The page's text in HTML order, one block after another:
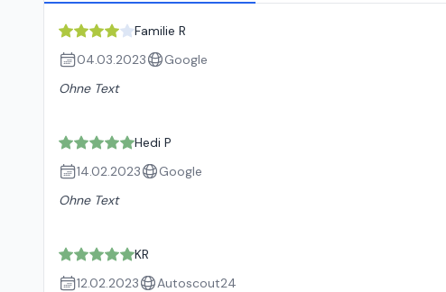
Familie R
04.03.2023
Google
Ohne Text
Hedi P
14.02.2023
Google
Ohne Text
KR
12.02.2023
Autoscout24